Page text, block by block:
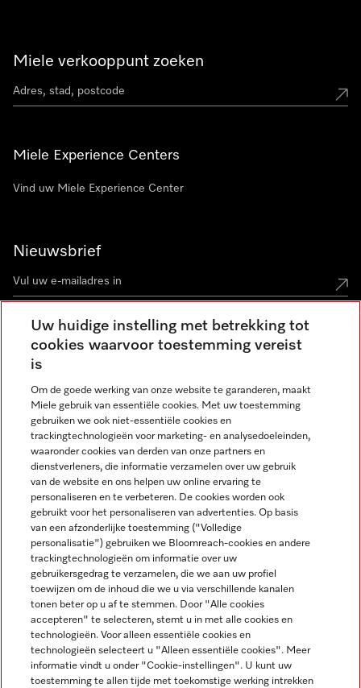
Miele verkooppunt zoeken
Miele Experience Centers
Vind uw Miele Experience Center
Nieuwsbrief
Contact contact@miele-support.be
Taal
NEDERLANDS
Wettelijke Informatie
Algemene voorwaarden
Privacybeleid
Miele op Facebook
Miele op Youtube
Miele op Instagram
Miele op Pinterest
Uw huidige instelling met betrekking tot
cookies waarvoor toestemming vereist
is
Om de goede werking van onze website te garanderen, maakt
Miele gebruik van essentiële cookies. Met uw toestemming
gebruiken we ook niet-essentiële cookies en
trackingtechnologieën voor marketing- en analysedoeleinden,
waaronder cookies van derden van onze partners en
dienstverleners, die informatie verzamelen over uw gebruik
van de website en ons helpen uw online ervaring te
personaliseren en te verbeteren. De cookies worden ook
gebruikt voor het personaliseren van advertenties. Op basis
van een afzonderlijke toestemming ("Volledige
personalisatie") gebruiken we Bloomreach-cookies en andere
trackingtechnologieën om informatie over uw
gebruikersgedrag te verzamelen, die we aan uw profiel
toewijzen om de inhoud die we u via verschillende kanalen
tonen beter op u af te stemmen. Door "Alle cookies
accepteren" te selecteren, stemt u in met alle cookies en
technologieën. Voor alleen essentiële cookies en
technologieën selecteert u "Alleen essentiële cookies". Meer
informatie vindt u onder "Cookie-instellingen". U kunt uw
toestemming te allen tijde met toekomstige werking intrekken